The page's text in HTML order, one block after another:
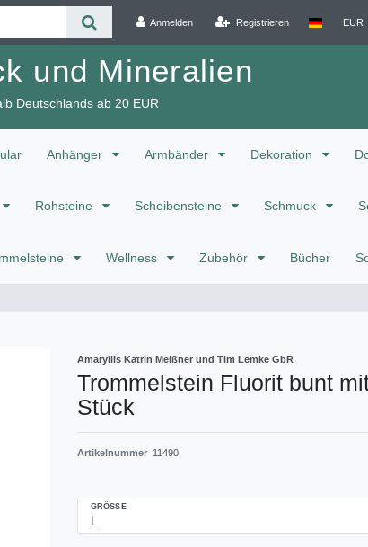
Anmelden Registrieren EUR
und Mineralien
Deutschlands ab 20 EUR
Anhänger Armbänder Dekoration
Rohsteine Scheibensteine Schmuck
Wellness Zubehör Bücher
Amaryllis Katrin Meißner und Tim Lemke GbR
Trommelstein Fluorit bunt
Stück
Artikelnummer 11490
GRÖSSE